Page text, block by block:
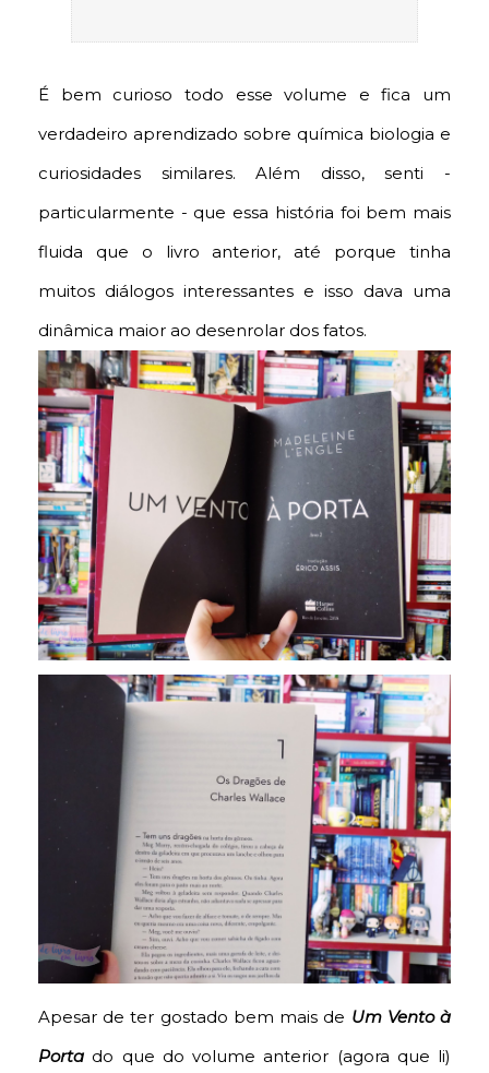
É bem curioso todo esse volume e fica um
verdadeiro aprendizado sobre química biologia e
curiosidades similares. Além disso, senti -
particularmente - que essa história foi bem mais
fluida que o livro anterior, até porque tinha
muitos diálogos interessantes e isso dava uma
dinâmica maior ao desenrolar dos fatos.
Apesar de ter gostado bem mais de Um Vento à
Porta do que do volume anterior (agora que li)